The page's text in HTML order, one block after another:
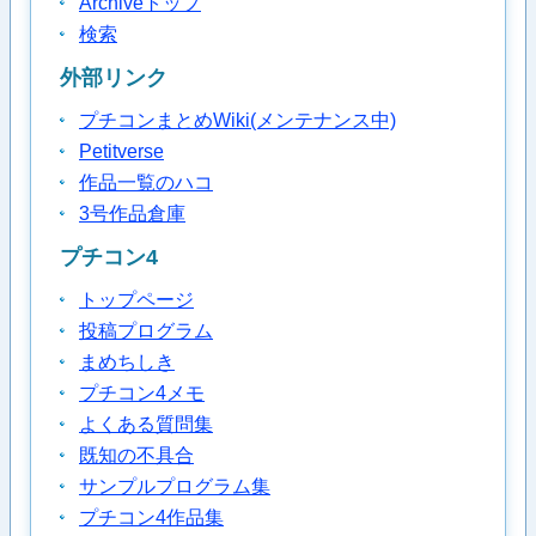
検索
外部リンク
プチコンまとめWiki(メンテナンス中)
Petitverse
作品一覧のハコ
3号作品倉庫
プチコン4
トップページ
投稿プログラム
まめちしき
プチコン4メモ
よくある質問集
既知の不具合
サンプルプログラム集
プチコン4作品集